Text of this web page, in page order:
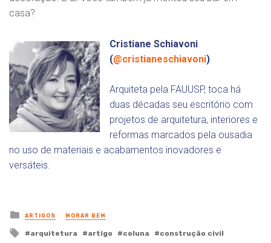
casa?
Cristiane Schiavoni
(@cristianeschiavoni)
Arquiteta pela FAUUSP, toca há
duas décadas seu escritório com
projetos de arquitetura, interiores e
reformas marcados pela ousadia
no uso de materiais e acabamentos inovadores e
versáteis.
Posted
in
ARTIGOS MORAR BEM
Tagged
arquitetura artigo coluna construção civil